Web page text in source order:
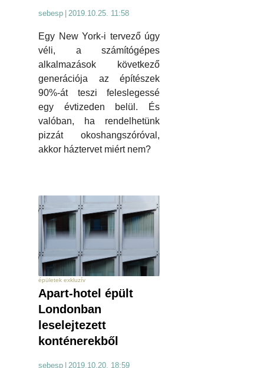
sebesp 2019.10.25. 11:58
Egy New York-i tervező úgy
véli, a számítógépes
alkalmazások következő
generációja az építészek
90%-át teszi feleslegessé
egy évtizeden belül. És
valóban, ha rendelhetünk
pizzát okoshangszóróval,
akkor háztervet miért nem?
épületek exkluzív
Apart-hotel épült
Londonban
leselejtezett
konténerekből
sebesp | 2019.10.20. 18:59